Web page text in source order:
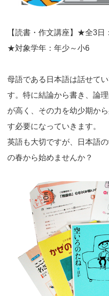
【読書・作文講座】★全3日
★対象学年：年少～小6
母語である日本語は話せて
す。特に結論から書き、論
が高く、その力を幼少期か
す必要になっていきます。
英語も大切ですが、日本語
の春から始めませんか？